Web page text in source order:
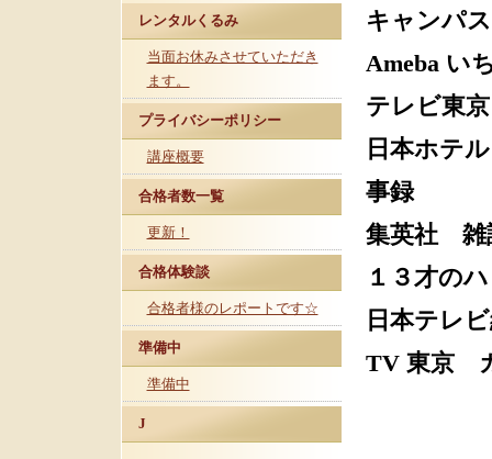
レンタルくるみ
当面お休みさせていただき
ます。
プライバシーポリシー
講座概要
合格者数一覧
更新！
合格体験談
合格者様のレポートです☆
準備中
準備中
J
キャンパ
Ameba い
テレビ東
日本ホテ
事録
集英社 雑
１３才の
日本テレ
TV 東京